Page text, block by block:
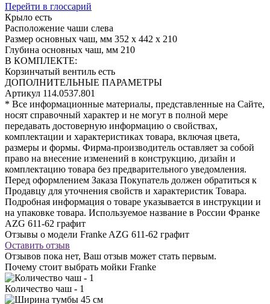
Перейти в глоссарий
Крыло есть
Расположение чаши слева
Размер основных чаш, мм 352 х 442 х 210
Глубина основных чаш, мм 210
В КОМПЛЕКТЕ:
Корзинчатый вентиль есть
ДОПОЛНИТЕЛЬНЫЕ ПАРАМЕТРЫ
Артикул 114.0537.801
* Все информационные материалы, представленные на Сайте,
носят справочный характер и не могут в полной мере
передавать достоверную информацию о свойствах,
комплектации и характеристиках товара, включая цвета,
размеры и формы. Фирма-производитель оставляет за собой
право на внесение изменений в конструкцию, дизайн и
комплектацию товара без предварительного уведомления.
Перед оформлением Заказа Покупатель должен обратиться к
Продавцу для уточнения свойств и характеристик Товара.
Подробная информация о товаре указывается в инструкции и
на упаковке товара. Используемое название в России Франке
AZG 611-62 графит
Отзывы о модели Franke AZG 611-62 графит
Оставить отзыв
Отзывов пока нет, Ваш отзыв может стать первым.
Почему стоит выбрать мойки Franke
Количество чаш - 1